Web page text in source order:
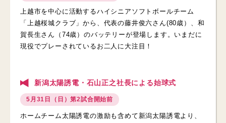
上越市を中心に活動するハイシニアソフトボールチーム
「上越桜城クラブ」から、代表の藤井俊六さん(80歳）、和
賀長生さん（74歳）のバッテリーが登場します。いまだに
現役でプレーされているお二人に大注目！
新潟太陽誘電・石山正之社長による始球式
5月31日（日）第2試合開始前
ホームチーム太陽誘電の激励も含めて新潟太陽誘電より、